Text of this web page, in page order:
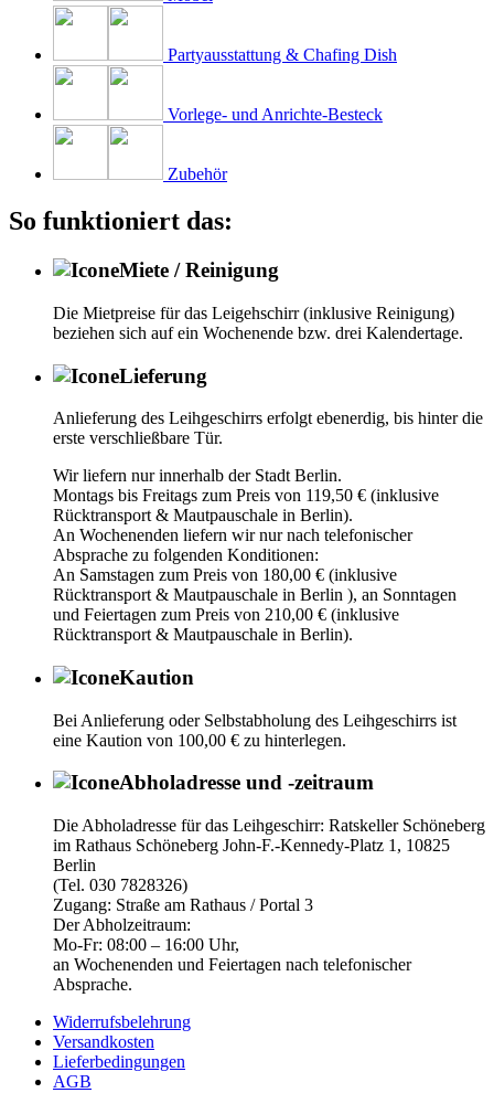
Partyausstattung & Chafing Dish
Vorlege- und Anrichte-Besteck
Zubehör
So funktioniert das:
Miete / Reinigung
Die Mietpreise für das Leigehschirr (inklusive Reinigung)
beziehen sich auf ein Wochenende bzw. drei Kalendertage.
Lieferung
Anlieferung des Leihgeschirrs erfolgt ebenerdig, bis hinter die
erste verschließbare Tür.
Wir liefern nur innerhalb der Stadt Berlin.
Montags bis Freitags zum Preis von 119,50 € (inklusive
Rücktransport & Mautpauschale in Berlin).
An Wochenenden liefern wir nur nach telefonischer
Absprache zu folgenden Konditionen:
An Samstagen zum Preis von 180,00 € (inklusive
Rücktransport & Mautpauschale in Berlin ), an Sonntagen
und Feiertagen zum Preis von 210,00 € (inklusive
Rücktransport & Mautpauschale in Berlin).
Kaution
Bei Anlieferung oder Selbstabholung des Leihgeschirrs ist
eine Kaution von 100,00 € zu hinterlegen.
Abholadresse und -zeitraum
Die Abholadresse für das Leihgeschirr: Ratskeller Schöneberg
im Rathaus Schöneberg John-F.-Kennedy-Platz 1, 10825
Berlin
(Tel. 030 7828326)
Zugang: Straße am Rathaus / Portal 3
Der Abholzeitraum:
Mo-Fr: 08:00 – 16:00 Uhr,
an Wochenenden und Feiertagen nach telefonischer
Absprache.
Widerrufsbelehrung
Versandkosten
Lieferbedingungen
AGB